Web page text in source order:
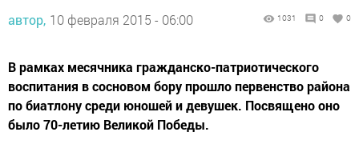
автор, 10 февраля 2015 - 06:00 1031 0 0
В рамках месячника гражданско-патриотического
воспитания в сосновом бору прошло первенство района
по биатлону среди юношей и девушек. Посвящено оно
было 70-летию Великой Победы.